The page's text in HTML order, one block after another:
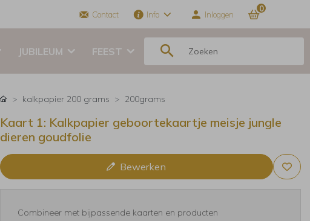
Contact Info Inloggen
0
JUBILEUM FEEST
kalkpapier 200 grams 200grams
Kaart 1: Kalkpapier geboortekaartje meisje jungle
dieren goudfolie
Bewerken
Combineer met bijpassende kaarten en producten